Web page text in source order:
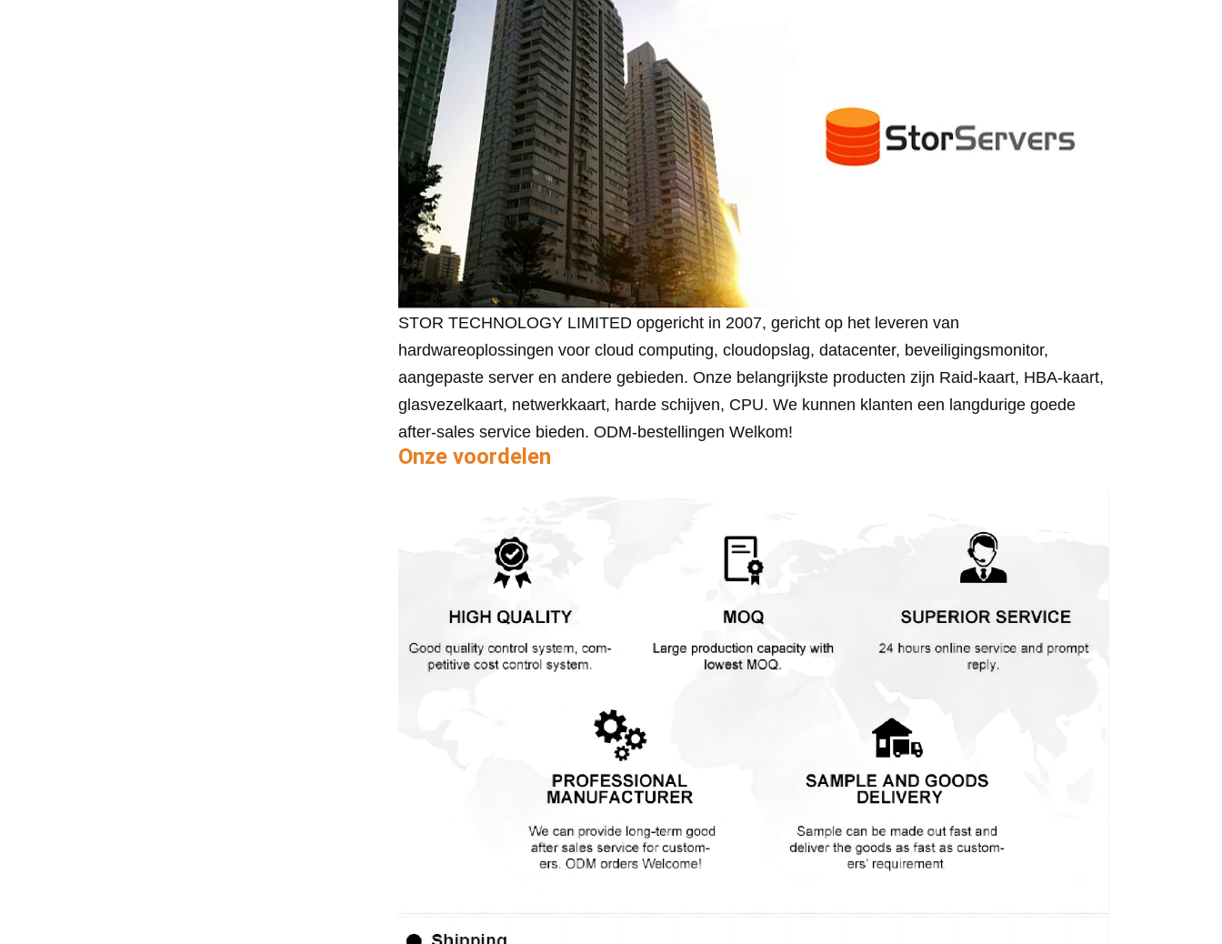
STOR TECHNOLOGY LIMITED opgericht in 2007, gericht op het leveren van
hardwareoplossingen voor cloud computing, cloudopslag, datacenter, beveiligingsmonitor,
aangepaste server en andere gebieden. Onze belangrijkste producten zijn Raid-kaart, HBA-kaart,
glasvezelkaart, netwerkkaart, harde schijven, CPU. We kunnen klanten een langdurige goede
after-sales service bieden. ODM-bestellingen Welkom!
Onze voordelen